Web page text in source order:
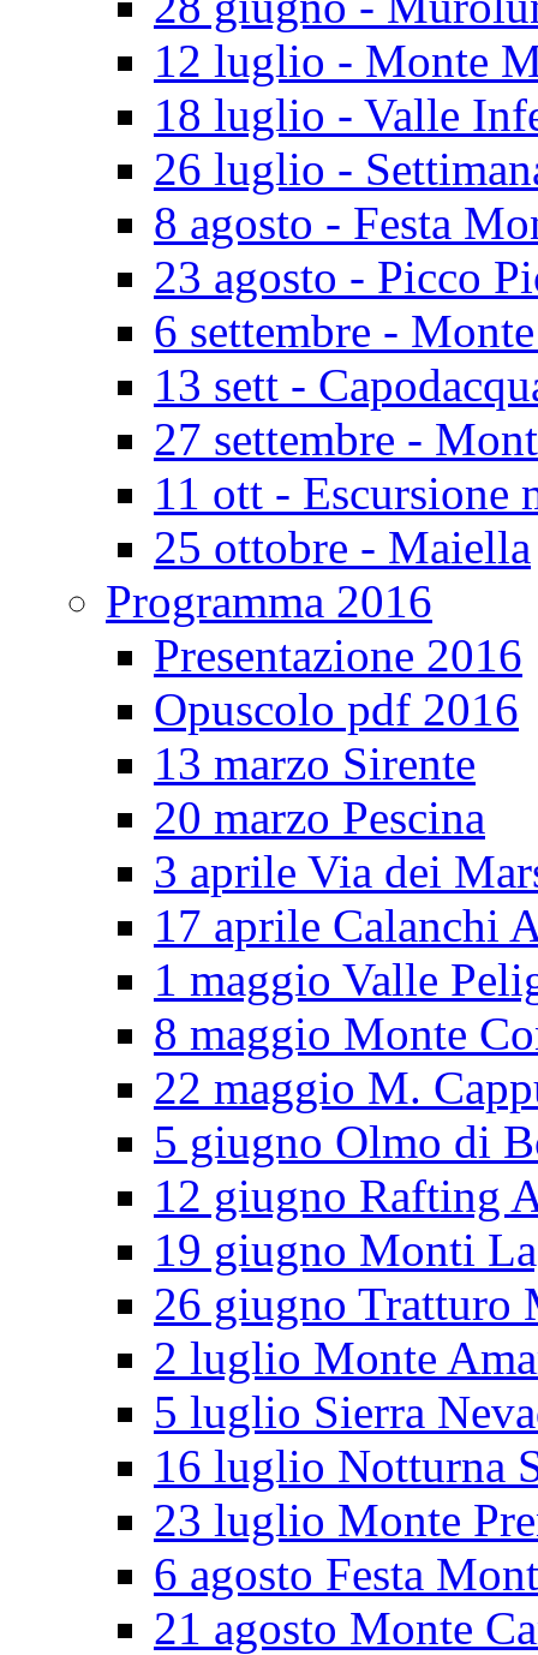
12 luglio - Monte
18 luglio - Valle
26 luglio -
8 agosto - Festa
23 agosto - Picco
6 settembre -
13 sett -
27 settembre -
11 ott - Escursione
25 ottobre - Maiella
Programma 2016
Presentazione 2016
Opuscolo pdf 2016
13 marzo Sirente
20 marzo Pescina
3 aprile Via dei
17 aprile Calanchi
1 maggio Valle
8 maggio Monte
22 maggio M.
5 giugno Olmo di
12 giugno Rafting
19 giugno Monti
26 giugno Tratturo
2 luglio Monte
5 luglio Sierra
16 luglio Notturna
23 luglio Monte
6 agosto Festa
21 agosto Monte